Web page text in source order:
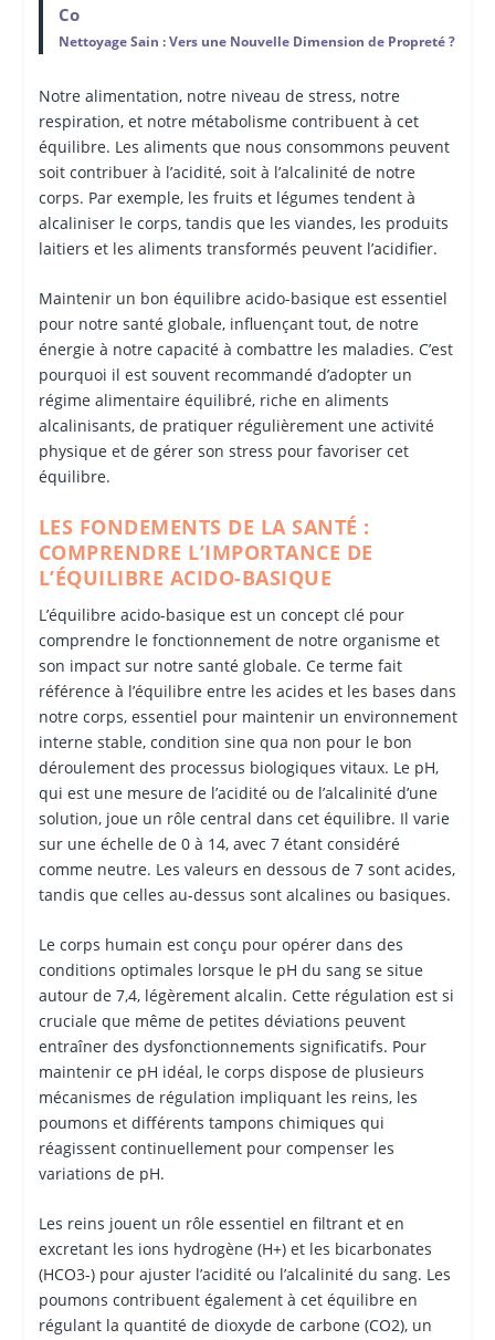
Co
Nettoyage Sain : Vers une Nouvelle Dimension de Propreté ?
Notre alimentation, notre niveau de stress, notre
respiration, et notre métabolisme contribuent à cet
équilibre. Les aliments que nous consommons peuvent
soit contribuer à l’acidité, soit à l’alcalinité de notre
corps. Par exemple, les fruits et légumes tendent à
alcaliniser le corps, tandis que les viandes, les produits
laitiers et les aliments transformés peuvent l’acidifier.
Maintenir un bon équilibre acido-basique est essentiel
pour notre santé globale, influençant tout, de notre
énergie à notre capacité à combattre les maladies. C’est
pourquoi il est souvent recommandé d’adopter un
régime alimentaire équilibré, riche en aliments
alcalinisants, de pratiquer régulièrement une activité
physique et de gérer son stress pour favoriser cet
équilibre.
LES FONDEMENTS DE LA SANTÉ :
COMPRENDRE L’IMPORTANCE DE
L’ÉQUILIBRE ACIDO-BASIQUE
L’équilibre acido-basique est un concept clé pour
comprendre le fonctionnement de notre organisme et
son impact sur notre santé globale. Ce terme fait
référence à l’équilibre entre les acides et les bases dans
notre corps, essentiel pour maintenir un environnement
interne stable, condition sine qua non pour le bon
déroulement des processus biologiques vitaux. Le pH,
qui est une mesure de l’acidité ou de l’alcalinité d’une
solution, joue un rôle central dans cet équilibre. Il varie
sur une échelle de 0 à 14, avec 7 étant considéré
comme neutre. Les valeurs en dessous de 7 sont acides,
tandis que celles au-dessus sont alcalines ou basiques.
Le corps humain est conçu pour opérer dans des
conditions optimales lorsque le pH du sang se situe
autour de 7,4, légèrement alcalin. Cette régulation est si
cruciale que même de petites déviations peuvent
entraîner des dysfonctionnements significatifs. Pour
maintenir ce pH idéal, le corps dispose de plusieurs
mécanismes de régulation impliquant les reins, les
poumons et différents tampons chimiques qui
réagissent continuellement pour compenser les
variations de pH.
Les reins jouent un rôle essentiel en filtrant et en
excretant les ions hydrogène (H+) et les bicarbonates
(HCO3-) pour ajuster l’acidité ou l’alcalinité du sang. Les
poumons contribuent également à cet équilibre en
régulant la quantité de dioxyde de carbone (CO2), un